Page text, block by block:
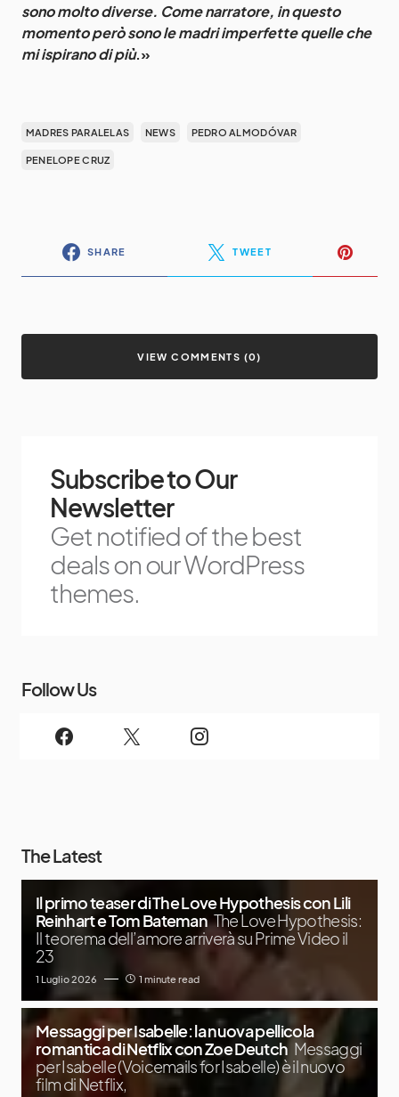
sono molto diverse. Come narratore, in questo
momento però sono le madri imperfette quelle che
mi ispirano di più.»
MADRES PARALELAS NEWS PEDRO ALMODÓVAR
PENELOPE CRUZ
SHARE TWEET
VIEW COMMENTS (0)
Subscribe to Our
Newsletter
Get notified of the best
deals on our WordPress
themes.
Follow Us
The Latest
Il primo teaser di The Love Hypothesis con Lili
Reinhart e Tom Bateman The Love Hypothesis:
Il teorema dell’amore arriverà su Prime Video il
23
1 Luglio 2026 1 minute read
Messaggi per Isabelle: la nuova pellicola
romantica di Netflix con Zoe Deutch Messaggi
per Isabelle (Voicemails for Isabelle) è il nuovo
film di Netflix,